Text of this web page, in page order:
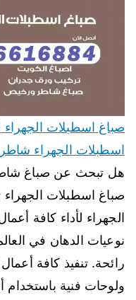
اسطبلات الجهراء
هل تبحث عن صباغ
صباغ اسطبلات
الجهراء لأداء كافة
نوعيات الدهان في
رائحة. تنفيذ كافة
ولوحات فنية باستخدام